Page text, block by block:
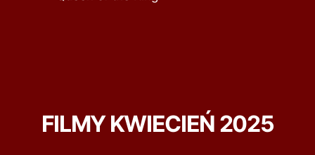
FILMY KWIECIEŃ 2025